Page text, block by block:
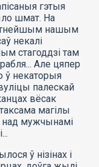
гэтыя
шмат. На
нашым
некалі
стагоддзі там
Але цяпер
ў некаторыя
палескай
вёсак
магілы
над мужчынамі
ў нізінах і